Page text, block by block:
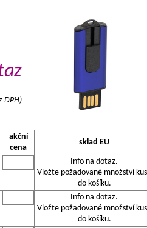
DPH)
akční
cena
sklad EU
Info na dotaz.
Vložte požadované množství
do košíku.
Info na dotaz.
Vložte požadované množství
do košíku.